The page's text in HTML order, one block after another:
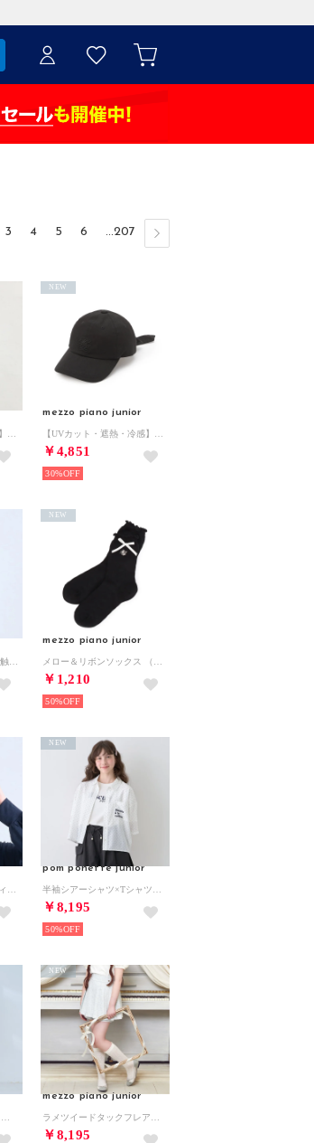
3 4 5 6 ...207
mezzo piano junior
￥4,851
NEW
30%
mezzo piano junior
￥1,210
NEW
50%
pom ponette junior
￥8,195
NEW
50%
mezzo piano junior
￥8,195
NEW